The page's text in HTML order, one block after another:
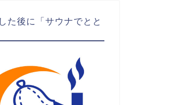
た後に「サウナでとと